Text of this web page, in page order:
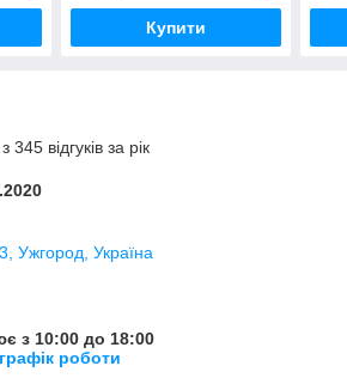
Купити
відгуків за рік
Ужгород, Україна
з 10:00 до 18:00
роботи